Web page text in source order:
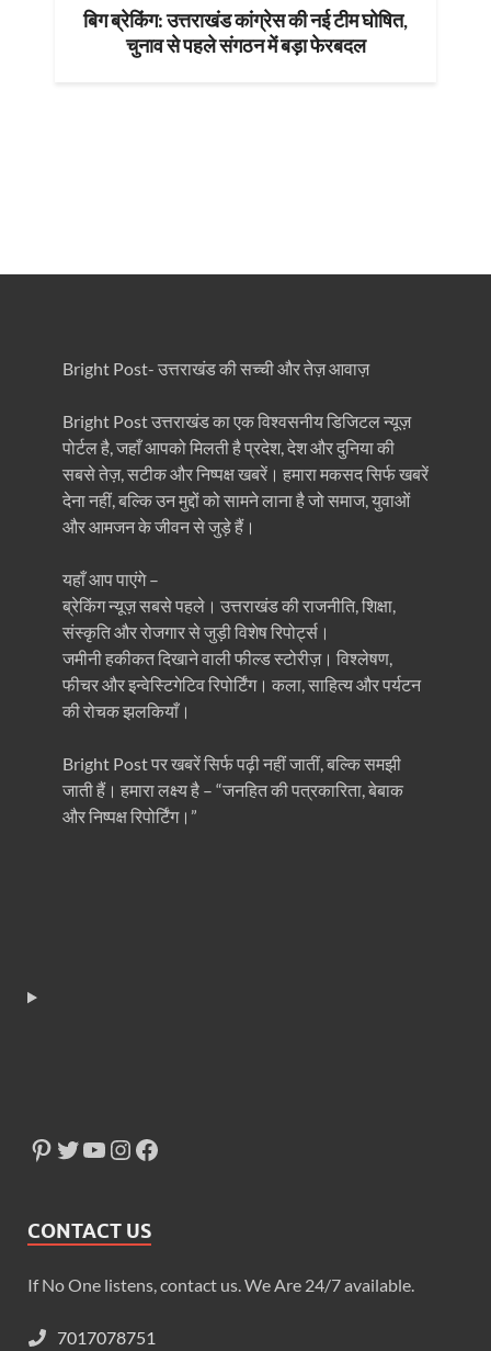
बिग ब्रेकिंग: उत्तराखंड कांग्रेस की नई टीम घोषित,
चुनाव से पहले संगठन में बड़ा फेरबदल
Bright Post- उत्तराखंड की सच्ची और तेज़ आवाज़
Bright Post उत्तराखंड का एक विश्वसनीय डिजिटल न्यूज़
पोर्टल है, जहाँ आपको मिलती है प्रदेश, देश और दुनिया की
सबसे तेज़, सटीक और निष्पक्ष खबरें। हमारा मकसद सिर्फ खबरें
देना नहीं, बल्कि उन मुद्दों को सामने लाना है जो समाज, युवाओं
और आमजन के जीवन से जुड़े हैं।
यहाँ आप पाएंगे –
ब्रेकिंग न्यूज़ सबसे पहले। उत्तराखंड की राजनीति, शिक्षा,
संस्कृति और रोजगार से जुड़ी विशेष रिपोर्ट्स।
जमीनी हकीकत दिखाने वाली फील्ड स्टोरीज़। विश्लेषण,
फीचर और इन्वेस्टिगेटिव रिपोर्टिंग। कला, साहित्य और पर्यटन
की रोचक झलकियाँ।
Bright Post पर खबरें सिर्फ पढ़ी नहीं जातीं, बल्कि समझी
जाती हैं। हमारा लक्ष्य है – “जनहित की पत्रकारिता, बेबाक
और निष्पक्ष रिपोर्टिंग।”
CONTACT US
If No One listens, contact us. We Are 24/7 available.
7017078751